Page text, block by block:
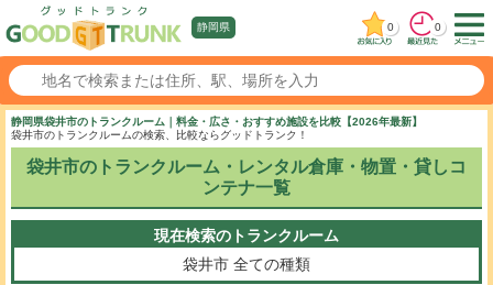
静岡県 0 0
静岡県袋井市のトランクルーム｜料金・広さ・おすすめ施設を比較【2026年最新】
袋井市のトランクルームの検索、比較ならグッドトランク！
袋井市のトランクルーム・レンタル倉庫・物置・貸しコ
ンテナ一覧
現在検索のトランクルーム
袋井市 全ての種類